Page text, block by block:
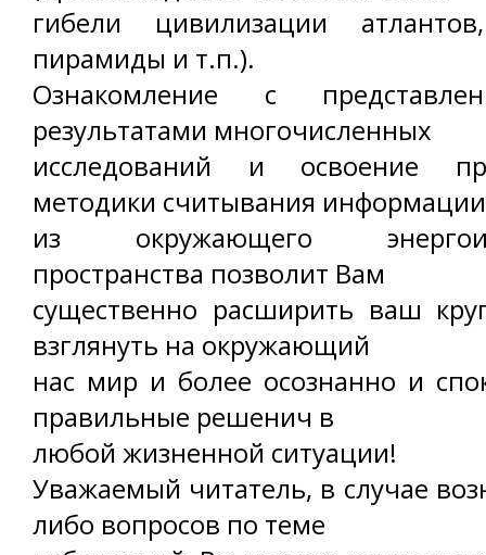
гибели цивилизации
пирамиды и т.п.).
Ознакомление с
результатами многочисленных
исследований и освоение
методики считывания информации
из окружающего
пространства позволит Вам
существенно расширить ваш
взглянуть на окружающий
нас мир и более осознанно и
правильные решенич в
любой жизненной ситуации!
Уважаемый читатель, в случае
либо вопросов по теме